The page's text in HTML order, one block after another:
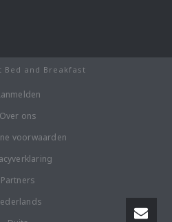
Bed and Breakfast
Over ons
voorwaarden
Partners